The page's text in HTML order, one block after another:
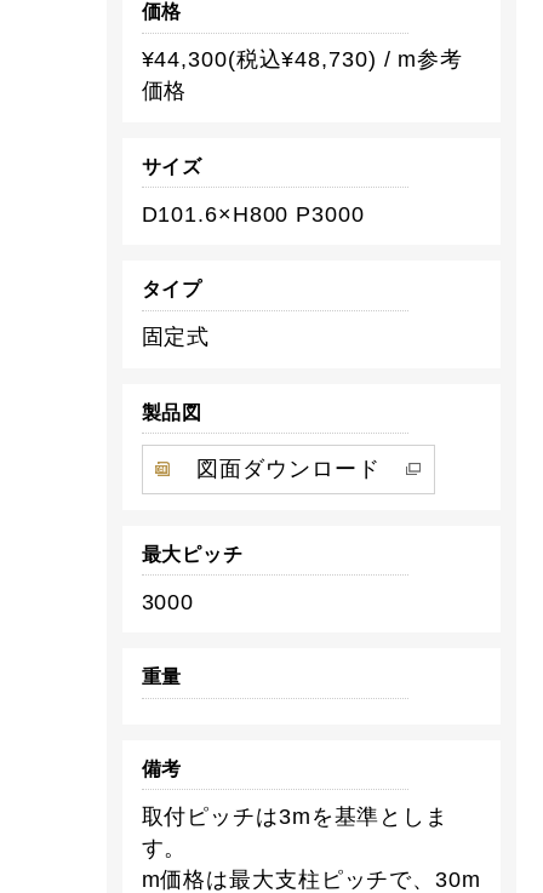
価格
¥44,300(税込¥48,730) / m参考
価格
サイズ
D101.6×H800 P3000
タイプ
固定式
製品図
図面ダウンロード
最大ピッチ
3000
重量
備考
取付ピッチは3mを基準としま
す。
m価格は最大支柱ピッチで、30m